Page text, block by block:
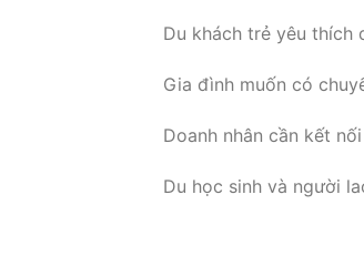
Du khách trẻ yêu thích
Gia đình muốn có
Doanh nhân cần kết
Du học sinh và người